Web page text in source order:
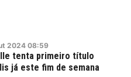
2024 08:59
tenta primeiro título
já este fim de semana